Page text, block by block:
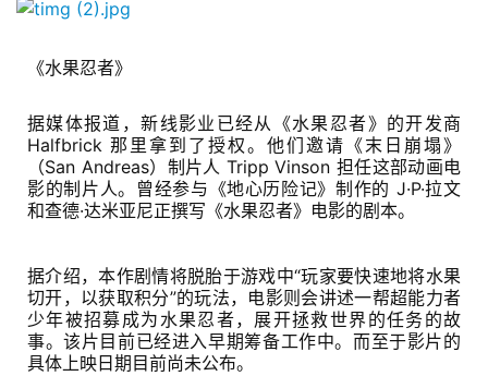
《水果忍者》
据媒体报道，新线影业已经从《水果忍者》的开发商
Halfbrick 那里拿到了授权。他们邀请《末日崩塌》
（San Andreas）制片人 Tripp Vinson 担任这部动画电
影的制片人。曾经参与《地心历险记》制作的 J·P·拉文
和查德·达米亚尼正撰写《水果忍者》电影的剧本。
据介绍，本作剧情将脱胎于游戏中“玩家要快速地将水果
切开，以获取积分”的玩法，电影则会讲述一帮超能力者
少年被招募成为水果忍者，展开拯救世界的任务的故
事。该片目前已经进入早期筹备工作中。而至于影片的
具体上映日期目前尚未公布。